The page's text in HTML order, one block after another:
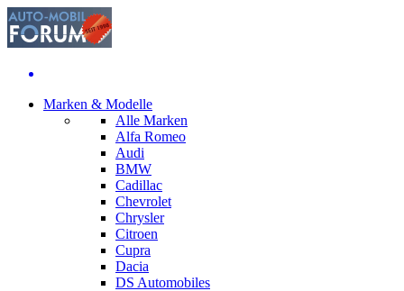
Marken & Modelle
Alle Marken
Alfa Romeo
Audi
BMW
Cadillac
Chevrolet
Chrysler
Citroen
Cupra
Dacia
DS Automobiles